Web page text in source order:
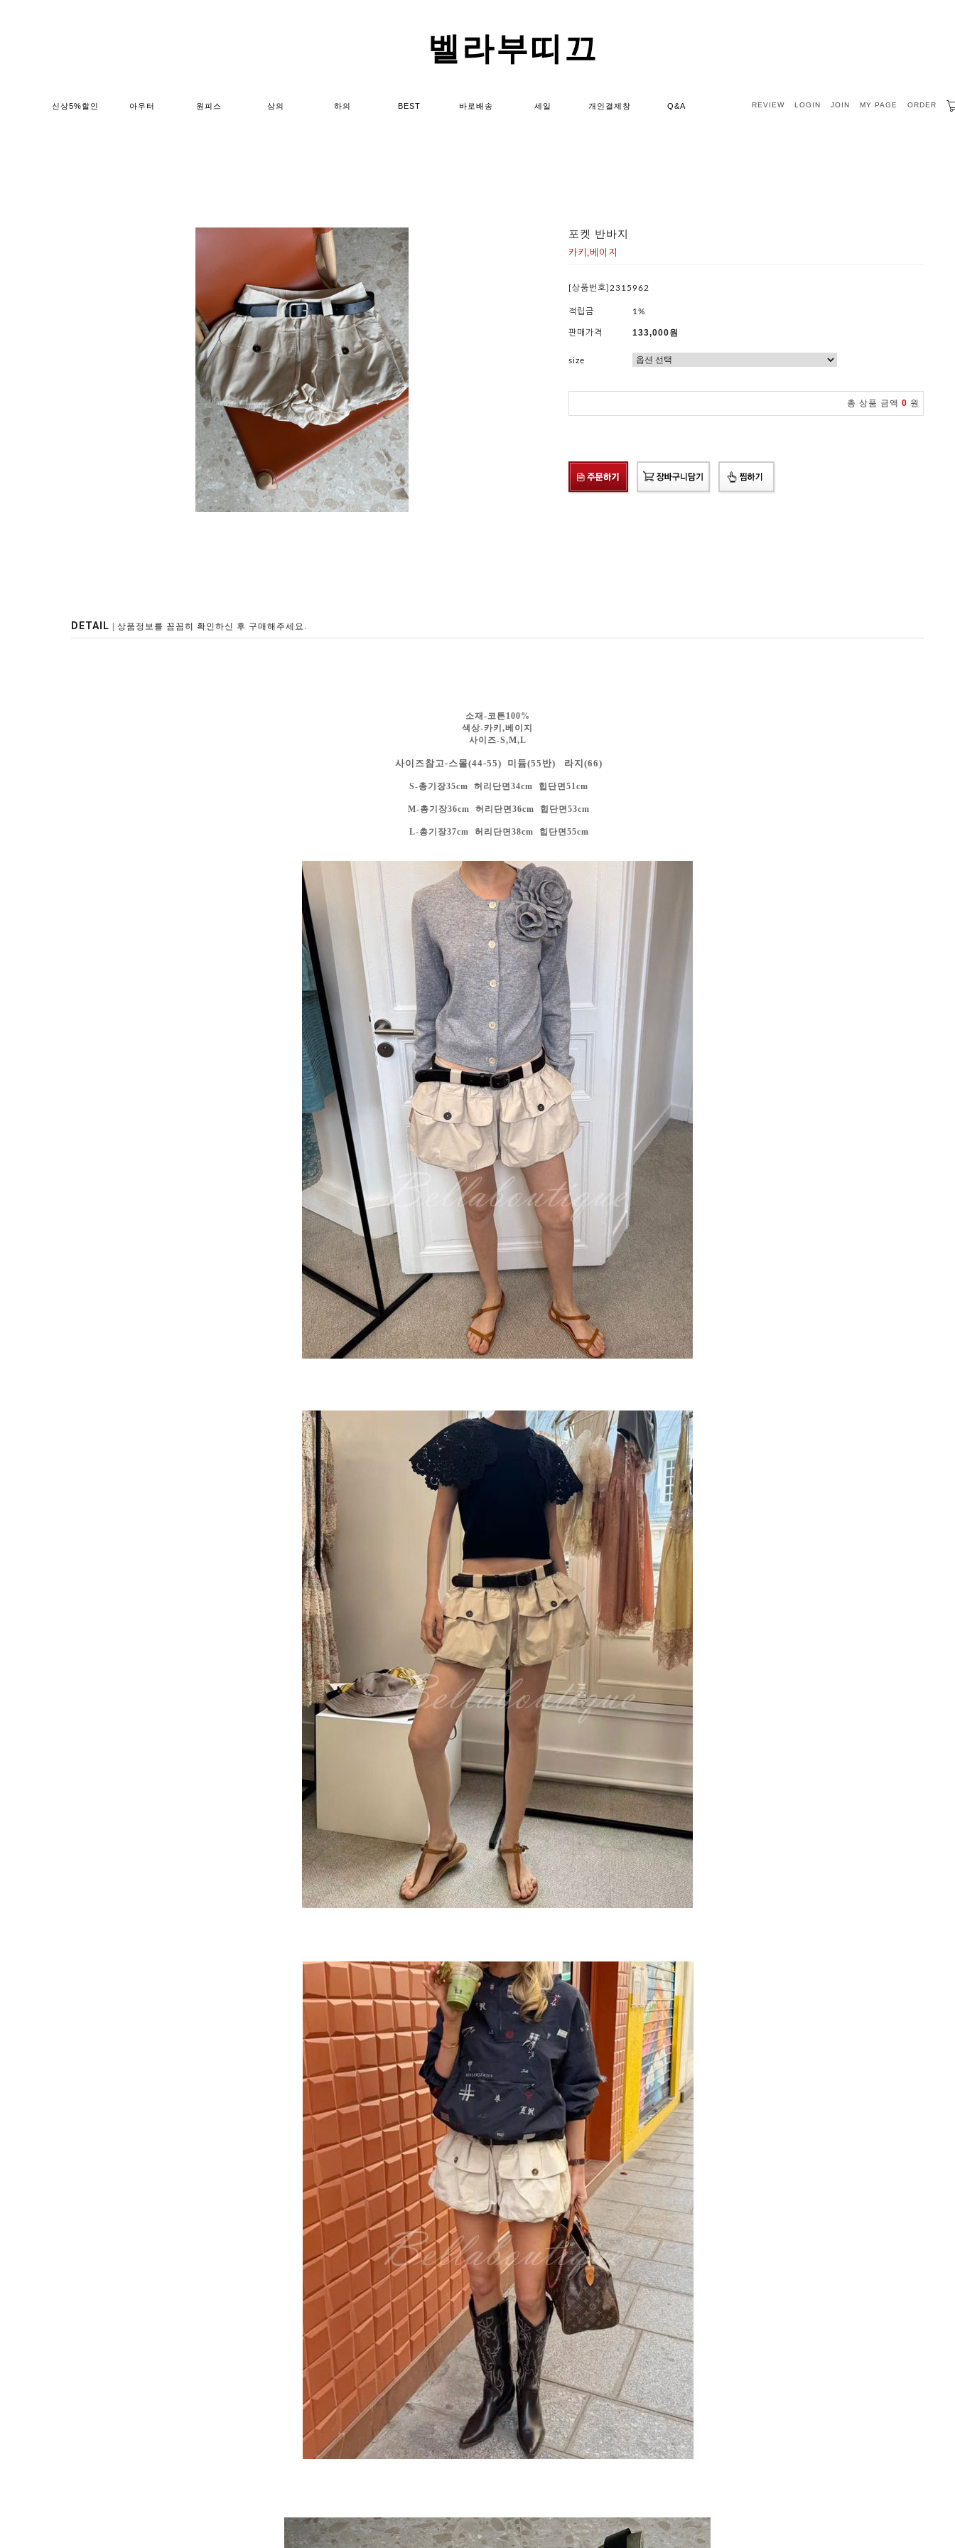
벨라부띠끄
REVIEW LOGIN JOIN MY PAGE ORDER
신상5%할인 아우터 원피스 상의 하의 BEST 바로배송 세일 개인결제창 Q&A
포켓 반바지
카키,베이지
[상품번호]2315962
적립금 1%
판매가격 133,000원
size
총 상품 금액 0 원
DETAIL | 상품정보를 꼼꼼히 확인하신 후 구매해주세요.
소재-코튼100%
색상-카키,베이지
사이즈-S,M,L
사이즈참고-스몰(44-55) 미듐(55반) 라지(66)
S-총기장35cm 허리단면34cm 힙단면51cm
M-총기장36cm 허리단면36cm 힙단면53cm
L-총기장37cm 허리단면38cm 힙단면55cm